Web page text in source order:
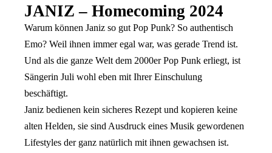
JANIZ – Homecoming 2024
Warum können Janiz so gut Pop Punk? So authentisch
Emo? Weil ihnen immer egal war, was gerade Trend ist.
Und als die ganze Welt dem 2000er Pop Punk erliegt, ist
Sängerin Juli wohl eben mit Ihrer Einschulung
beschäftigt.
Janiz bedienen kein sicheres Rezept und kopieren keine
alten Helden, sie sind Ausdruck eines Musik gewordenen
Lifestyles der ganz natürlich mit ihnen gewachsen ist.